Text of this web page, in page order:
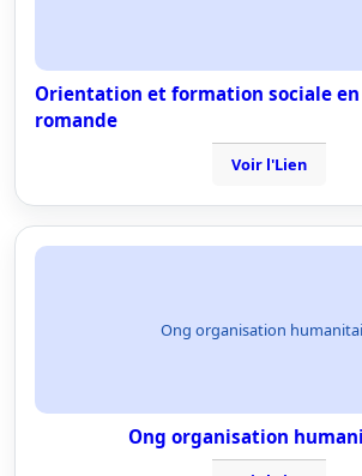
Orientation et formation sociale en
romande
Voir l'Lien
Ong organisation
Ong organisation